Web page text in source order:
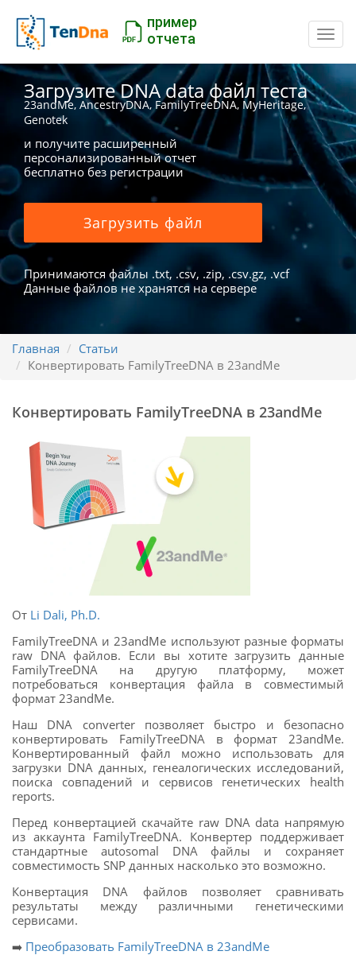
пример
отчета
Загрузите DNA data файл теста
23andMe, AncestryDNA, FamilyTreeDNA, MyHeritage,
Genotek
и получите расширенный
персонализированный отчет
бесплатно без регистрации
Загрузить файл
Принимаются файлы .txt, .csv, .zip, .csv.gz, .vcf
Данные файлов не хранятся на сервере
Главная
Статьи
Конвертировать FamilyTreeDNA в 23andMe
Конвертировать FamilyTreeDNA в 23andMe
От Li Dali, Ph.D.
FamilyTreeDNA и 23andMe используют разные форматы
raw DNA файлов. Если вы хотите загрузить данные
FamilyTreeDNA на другую платформу, может
потребоваться конвертация файла в совместимый
формат 23andMe.
Наш DNA converter позволяет быстро и безопасно
конвертировать FamilyTreeDNA в формат 23andMe.
Конвертированный файл можно использовать для
загрузки DNA данных, генеалогических исследований,
поиска совпадений и сервисов генетических health
reports.
Перед конвертацией скачайте raw DNA data напрямую
из аккаунта FamilyTreeDNA. Конвертер поддерживает
стандартные autosomal DNA файлы и сохраняет
совместимость SNP данных насколько это возможно.
Конвертация DNA файлов позволяет сравнивать
результаты между различными генетическими
сервисами.
➡️ Преобразовать FamilyTreeDNA в 23andMe